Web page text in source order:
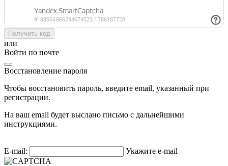
Получить код
или
Войти по почте
Восстановление пароля
Чтобы восстановить пароль, введите email, указанный при
регистрации.
На ваш email будет выслано письмо с дальнейшими
инструкциями.
E-mail: Укажите e-mail